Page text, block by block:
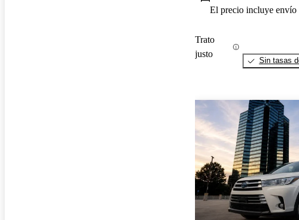
El precio incluye envío
Trato
justo
Sin tasas